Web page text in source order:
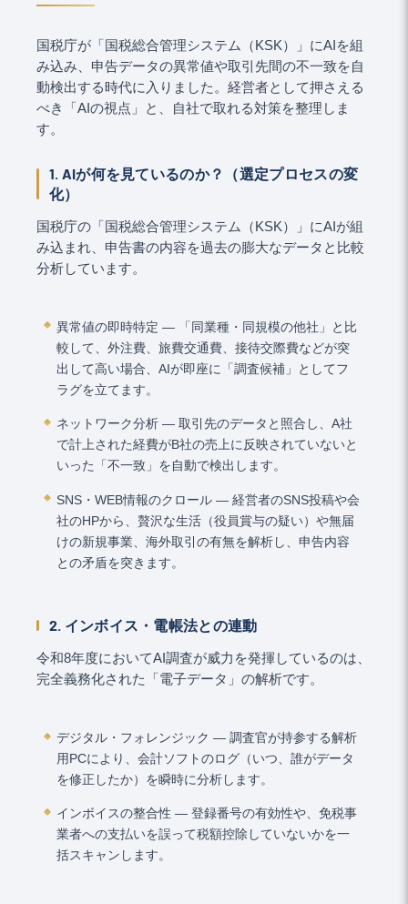
国税庁が「国税総合管理システム（KSK）」にAIを組
み込み、申告データの異常値や取引先間の不一致を自
動検出する時代に入りました。経営者として押さえる
べき「AIの視点」と、自社で取れる対策を整理しま
す。
1. AIが何を見ているのか？（選定プロセスの変
化）
国税庁の「国税総合管理システム（KSK）」にAIが組
み込まれ、申告書の内容を過去の膨大なデータと比較
分析しています。
異常値の即時特定 ― 「同業種・同規模の他社」と比
較して、外注費、旅費交通費、接待交際費などが突
出して高い場合、AIが即座に「調査候補」としてフ
ラグを立てます。
ネットワーク分析 ― 取引先のデータと照合し、A社
で計上された経費がB社の売上に反映されていないと
いった「不一致」を自動で検出します。
SNS・WEB情報のクロール ― 経営者のSNS投稿や会
社のHPから、贅沢な生活（役員賞与の疑い）や無届
けの新規事業、海外取引の有無を解析し、申告内容
との矛盾を突きます。
2. インボイス・電帳法との連動
令和8年度においてAI調査が威力を発揮しているのは、
完全義務化された「電子データ」の解析です。
デジタル・フォレンジック ― 調査官が持参する解析
用PCにより、会計ソフトのログ（いつ、誰がデータ
を修正したか）を瞬時に分析します。
インボイスの整合性 ― 登録番号の有効性や、免税事
業者への支払いを誤って税額控除していないかを一
括スキャンします。